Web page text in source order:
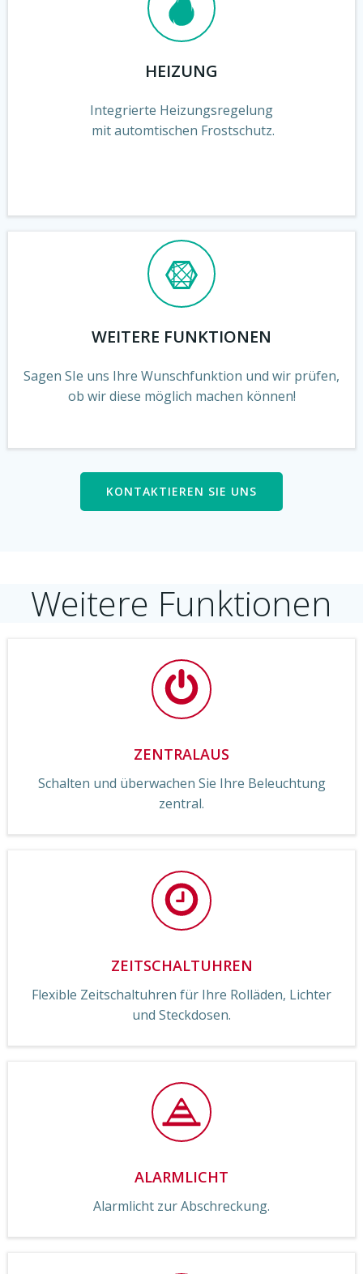
HEIZUNG
Integrierte Heizungsregelung
mit automtischen Frostschutz.
WEITERE FUNKTIONEN
Sagen SIe uns Ihre Wunschfunktion und wir prüfen,
ob wir diese möglich machen können!
KONTAKTIEREN SIE UNS
Weitere Funktionen
ZENTRALAUS
Schalten und überwachen Sie Ihre Beleuchtung
zentral.
ZEITSCHALTUHREN
Flexible Zeitschaltuhren für Ihre Rolläden, Lichter
und Steckdosen.
ALARMLICHT
Alarmlicht zur Abschreckung.